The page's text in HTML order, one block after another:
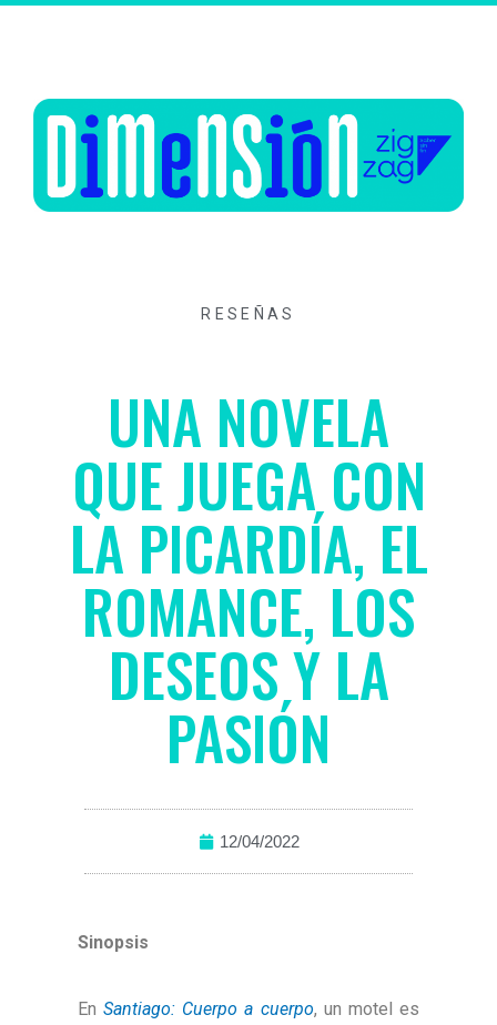
RESEÑAS
UNA NOVELA
QUE JUEGA CON
LA PICARDÍA, EL
ROMANCE, LOS
DESEOS Y LA
PASIÓN
12/04/2022
Sinopsis
EnSantiago: Cuerpo a cuerpo, un motel es